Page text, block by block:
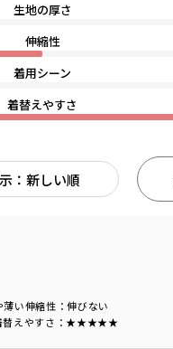
生地の厚さ
伸縮性
着用シーン
着替えやすさ
：新しい順
薄い伸縮性 ：伸びない
替えやすさ ：★★★★★